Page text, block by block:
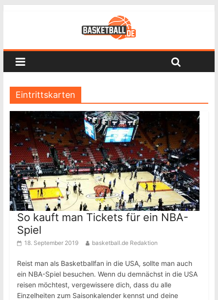
Eintrittskarten
So kauft man Tickets für ein NBA-
Spiel
18. September 2019 basketball.de Redaktion
Reist man als Basketballfan in die USA, sollte man auch
ein NBA-Spiel besuchen. Wenn du demnächst in die USA
reisen möchtest, vergewissere dich, dass du alle
Einzelheiten zum Saisonkalender kennst und deine